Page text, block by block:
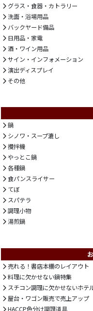
グラス・食器・カトラリー
洗面・浴場用品
バックヤード備品
日用品・家電
酒・ワイン用品
サイン・インフォメーション
演出ディスプレイ
その他
鍋
シノワ・スープ漉し
攪拌機
やっとこ鍋
各種鍋
食パンスライサー
てぼ
スパテラ
調理小物
湯煎鍋
売れる！書店本棚のレイアウト
料理に欠かせない鍋特集
スチコン調理に欠かせないホテ
屋台・ワゴン販売で売上アップ
HACCP色分け調理道具